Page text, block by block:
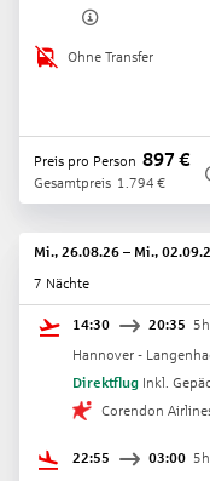
Ohne Transfer
Preis pro Person 897 €
Gesamtpreis 1.794 €
Mi., 26.08.26 – Mi.,
7 Nächte
14:30 20:35
Hannover -
Direktflug Inkl.
Corendon
22:55 03:00